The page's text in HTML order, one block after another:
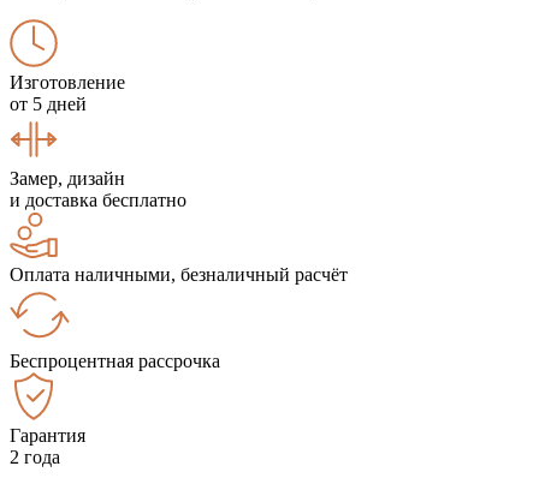
Изготовление
от 5 дней
Замер, дизайн
и доставка бесплатно
Оплата наличными, безналичный расчёт
Беспроцентная рассрочка
Гарантия
2 года